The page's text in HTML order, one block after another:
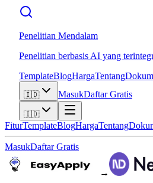
Penelitian Mendalam
Penelitian berbasis AI yang
TemplateBlogHargaTentang
🇮🇩 MasukDaftar Gratis
🇮🇩
FiturTemplateBlogHargaTentang
MasukDaftar Gratis
→